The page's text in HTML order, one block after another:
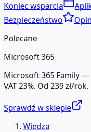
Koniec wsparcia
Bezpieczeństwo
Polecane
Microsoft 365
Microsoft 365 Family —
VAT 23%. Od 239 zł/rok.
Sprawdź w sklepie
Wiedza